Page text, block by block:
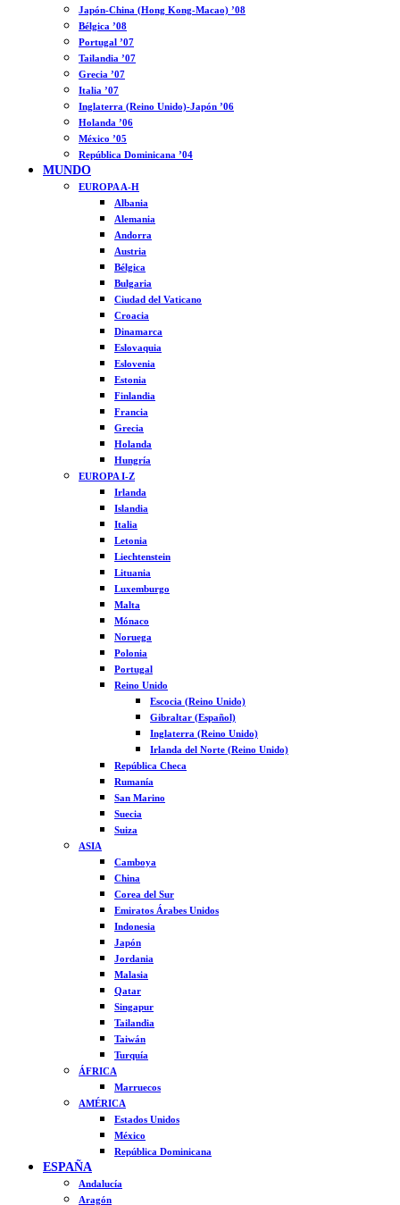
Japón-China (Hong Kong-Macao) ’08
Bélgica ’08
Portugal ’07
Tailandia ’07
Grecia ’07
Italia ’07
Inglaterra (Reino Unido)-Japón ’06
Holanda ’06
México ’05
República Dominicana ’04
MUNDO
EUROPA A-H
Albania
Alemania
Andorra
Austria
Bélgica
Bulgaria
Ciudad del Vaticano
Croacia
Dinamarca
Eslovaquia
Eslovenia
Estonia
Finlandia
Francia
Grecia
Holanda
Hungría
EUROPA I-Z
Irlanda
Islandia
Italia
Letonia
Liechtenstein
Lituania
Luxemburgo
Malta
Mónaco
Noruega
Polonia
Portugal
Reino Unido
Escocia (Reino Unido)
Gibraltar (Español)
Inglaterra (Reino Unido)
Irlanda del Norte (Reino Unido)
República Checa
Rumanía
San Marino
Suecia
Suiza
ASIA
Camboya
China
Corea del Sur
Emiratos Árabes Unidos
Indonesia
Japón
Jordania
Malasia
Qatar
Singapur
Tailandia
Taiwán
Turquía
ÁFRICA
Marruecos
AMÉRICA
Estados Unidos
México
República Dominicana
ESPAÑA
Andalucía
Aragón